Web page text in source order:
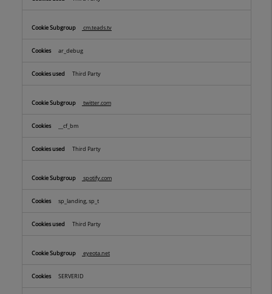
cm.teads.tv
ar_debug
Third Party
twitter.com
__cf_bm
Third Party
spotify.com
sp_landing, sp_t
Third Party
eyeota.net
SERVERID